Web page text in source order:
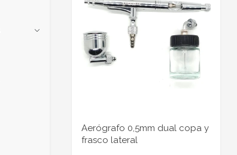
Aerógrafo 0,5mm dual copa y
frasco lateral